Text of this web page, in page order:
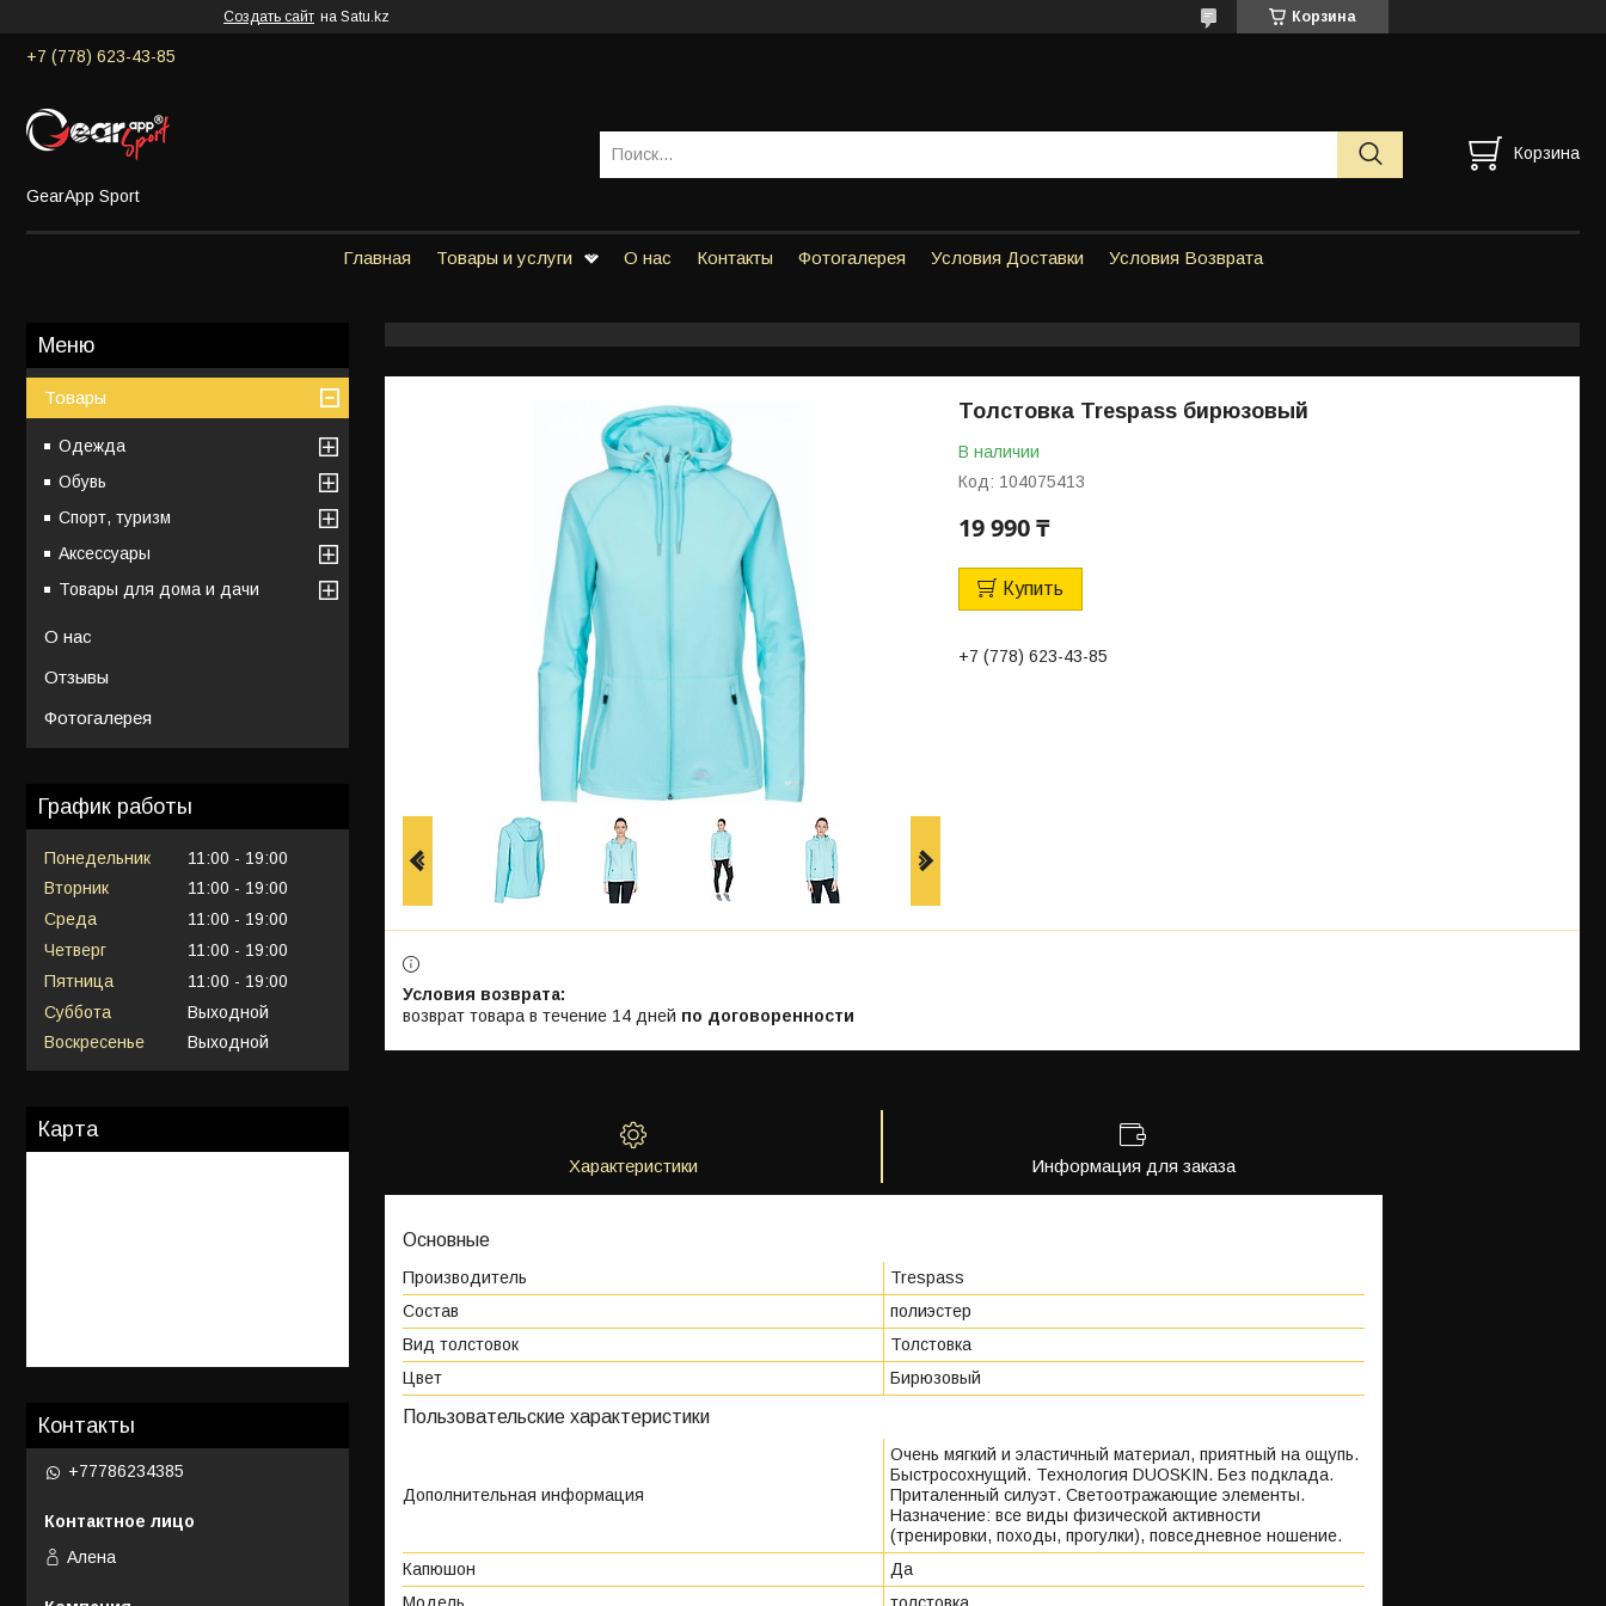
Создать сайт на Satu.kz Корзина
+7 (778) 623-43-85
GearApp Sport
Корзина
Главная Товары и услуги О нас Контакты Фотогалерея Условия Доставки Условия Возврата
Толстовка Trespass бирюзовый
В наличии
Код: 104075413
19 990 ₸
Купить
+7 (778) 623-43-85
возврат товара в течение 14 дней по договоренности
Характеристики Информация для заказа
Основные
Производитель
Trespass
Состав
полиэстер
Вид толстовок
Толстовка
Цвет
Бирюзовый
Пользовательские характеристики
Дополнительная информация
Очень мягкий и эластичный материал, приятный на ощупь.
Быстросохнущий. Технология DUOSKIN. Без подклада.
Приталенный силуэт. Светоотражающие элементы.
Назначение: все виды физической активности
(тренировки, походы, прогулки), повседневное ношение.
Капюшон
Да
Модель
толстовка
Товары
Одежда
Обувь
Спорт, туризм
Аксессуары
Товары для дома и дачи
О нас
Отзывы
Фотогалерея
График работы
Понедельник 11:00
19:00
Вторник
11:00
19:00
Среда
11:00
19:00
Четверг
11:00
19:00
Пятница
11:00
19:00
Суббота
Выходной
Воскресенье
Выходной
Карта
Контакты
+77786234385
Алена